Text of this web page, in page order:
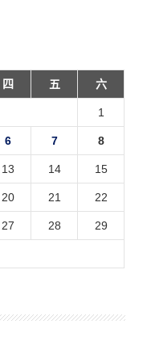
四 五 六
1
6 7 8
13 14 15
20 21 22
27 28 29